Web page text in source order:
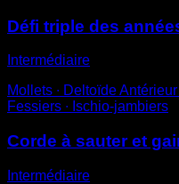
Défi triple des
Intermédiaire
Mollets ∙ Deltoïde
Fessiers ∙ Ischio-jambiers
Corde à sauter et
Intermédiaire